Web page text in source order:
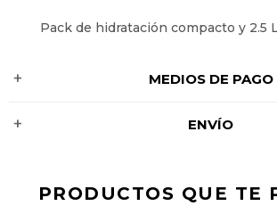
Pack de hidratación compacto y 2.5
MEDIOS DE PAGO
ENVÍO
PRODUCTOS QUE TE